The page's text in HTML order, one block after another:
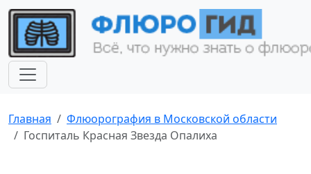
Главная
Флюорография в Московской области
Госпиталь Красная Звезда Опалиха